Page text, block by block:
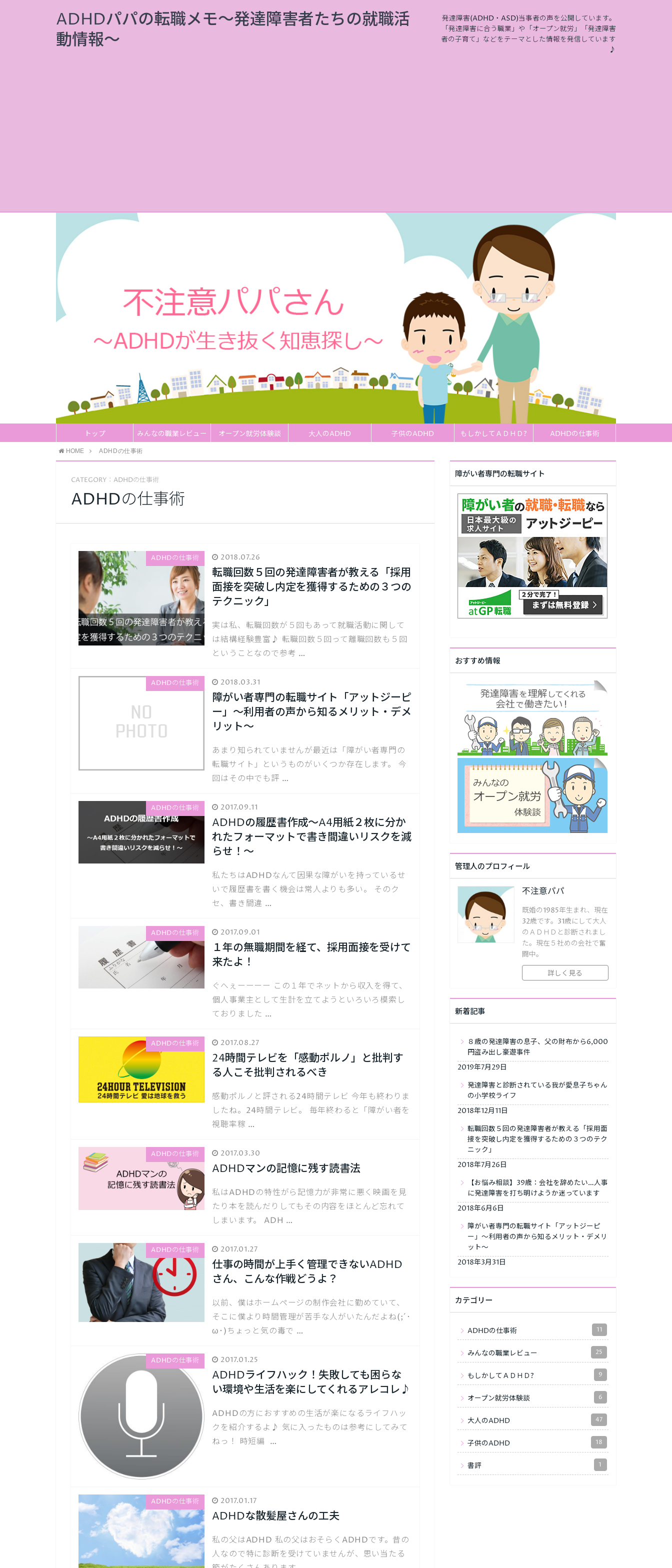
ADHDパパの転職メモ～発達障害者たちの就職活
動情報～
発達障害(ADHD・ASD)当事者の声を公開しています。
「発達障害に合う職業」や「オープン就労」「発達障害
者の子育て」などをテーマとした情報を発信しています
♪
トップ みんなの職業レビュー オープン就労体験談 大人のADHD 子供のADHD もしかしてＡＤＨＤ? ADHDの仕事術
HOME ADHDの仕事術
CATEGORY：ADHDの仕事術
ADHDの仕事術
ADHDの仕事術 2018.07.26
転職回数５回の発達障害者が教える「採用
面接を突破し内定を獲得するための３つの
テクニック」
実は私、転職回数が５回もあって就職活動に関して
は結構経験豊富♪ 転職回数５回って離職回数も５回
ということなので参考 …
ADHDの仕事術 2018.03.31
障がい者専門の転職サイト「アットジーピ
ー」～利用者の声から知るメリット・デメ
リット～
あまり知られていませんが最近は「障がい者専門の
転職サイト」というものがいくつか存在します。 今
回はその中でも評 …
ADHDの仕事術 2017.09.11
ADHDの履歴書作成～A4用紙２枚に分か
れたフォーマットで書き間違いリスクを減
らせ！～
私たちはADHDなんて因果な障がいを持っているせ
いで履歴書を書く機会は常人よりも多い。 そのク
セ、書き間違 …
ADHDの仕事術 2017.09.01
１年の無職期間を経て、採用面接を受けて
来たよ！
ぐへぇーーーー この１年でネットから収入を得て、
個人事業主として生計を立てようといろいろ模索し
ておりました …
ADHDの仕事術 2017.08.27
24時間テレビを「感動ポルノ」と批判す
る人こそ批判されるべき
感動ポルノと評される24時間テレビ 今年も終わりま
したね。24時間テレビ。 毎年終わると「障がい者を
視聴率稼 …
ADHDの仕事術 2017.03.30
ADHDマンの記憶に残す読書法
私はADHDの特性がら記憶力が非常に悪く映画を見
たり本を読んだりしてもその内容をほとんど忘れて
しまいます。 ADH …
ADHDの仕事術 2017.01.27
仕事の時間が上手く管理できないADHD
さん、こんな作戦どうよ？
以前、僕はホームページの制作会社に勤めていて、
そこに僕より時間管理が苦手な人がいたんだよね(;´･
ω･)ちょっと気の毒で …
ADHDの仕事術 2017.01.25
ADHDライフハック！失敗しても困らな
い環境や生活を楽にしてくれるアレコレ♪
ADHDの方におすすめの生活が楽になるライフハッ
クを紹介するよ♪ 気に入ったものは参考にしてみて
ねっ！ 時短編 …
ADHDの仕事術 2017.01.17
ADHDな散髪屋さんの工夫
私の父はADHD 私の父はおそらくADHDです。昔の
人なので特に診断を受けていませんが、思い当たる
障がい者専門の転職サイト
おすすめ情報
管理人のプロフィール
不注意パパ
既婚の1985年生まれ、現在
32歳です。31歳にして大人
のＡＤＨＤと診断されまし
た。現在５社めの会社で奮
闘中。
詳しく見る
新着記事
８歳の発達障害の息子、父の財布から6,000
円盗み出し豪遊事件
2019年7月29日
発達障害と診断されている我が愛息子ちゃん
の小学校ライフ
2018年12月11日
転職回数５回の発達障害者が教える「採用面
接を突破し内定を獲得するための３つのテク
ニック」
2018年7月26日
【お悩み相談】39歳：会社を辞めたい…人事
に発達障害を打ち明けようか迷っています
2018年6月6日
障がい者専門の転職サイト「アットジーピ
ー」～利用者の声から知るメリット・デメリ
ット～
2018年3月31日
カテゴリー
ADHDの仕事術 11
みんなの職業レビュー 25
もしかしてＡＤＨＤ? 9
オープン就労体験談 6
大人のADHD 47
子供のADHD 18
書評 1